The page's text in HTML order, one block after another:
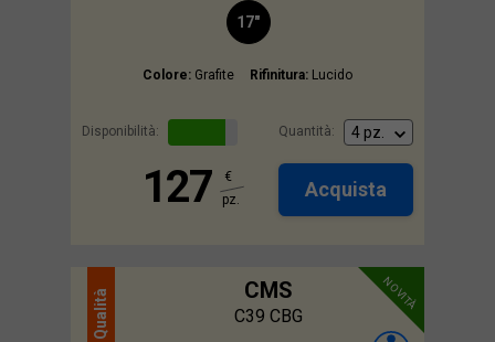
17"
Colore: Grafite Rifinitura: Lucido
Disponibilità: Quantità:
127
€
pz.
Acquista
NOVITÀ
CMS
C39 CBG
Qualità